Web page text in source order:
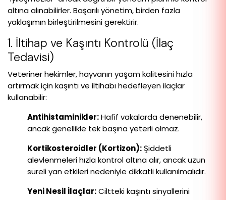
altına alınabilirler. Başarılı yönetim, birden fazla
yaklaşımın birleştirilmesini gerektirir.
1. İltihap ve Kaşıntı Kontrolü (İlaç
Tedavisi)
Veteriner hekimler, hayvanın yaşam kalitesini hızla
artırmak için kaşıntı ve iltihabı hedefleyen ilaçlar
kullanabilir:
Antihistaminikler:Hafif vakalarda denenebilir,
ancak genellikle tek başına yeterli olmaz.
Kortikosteroidler (Kortizon): Şiddetli
alevlenmeleri hızla kontrol altına alır, ancak uzun
süreli yan etkileri nedeniyle dikkatli kullanılmalıdır.
Yeni Nesil İlaçlar:Ciltteki kaşıntı sinyallerini